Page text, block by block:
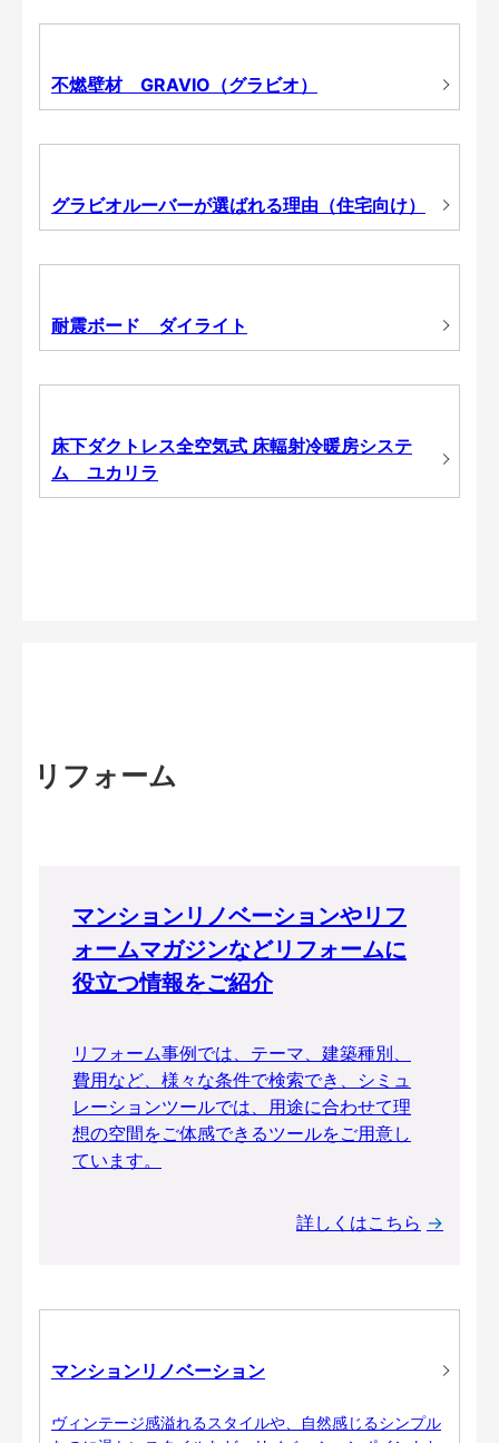
不燃壁材 GRAVIO（グラビオ）
グラビオルーバーが選ばれる理由（住宅向け）
耐震ボード ダイライト
床下ダクトレス全空気式 床輻射冷暖房システ
ム ユカリラ
リフォーム
マンションリノベーションやリフ
ォームマガジンなどリフォームに
役立つ情報をご紹介
リフォーム事例では、テーマ、建築種別、
費用など、様々な条件で検索でき、シミュ
レーションツールでは、用途に合わせて理
想の空間をご体感できるツールをご用意し
ています。
詳しくはこちら
マンションリノベーション
ヴィンテージ感溢れるスタイルや、自然感じるシンプル